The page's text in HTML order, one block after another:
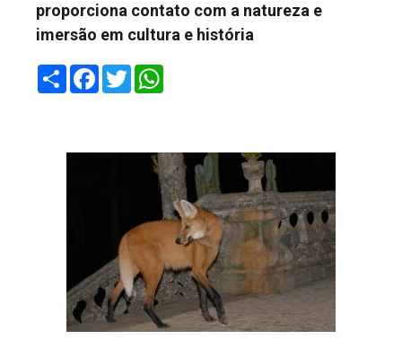
proporciona contato com a natureza e
imersão em cultura e história
ShareFacebook
Twitter